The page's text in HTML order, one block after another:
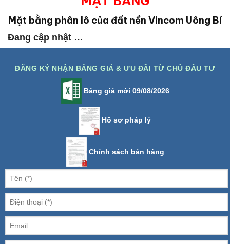
Mặt bằng phân lô của đất nền Vincom Uông Bí
Đang cập nhật …
ĐĂNG KÝ NHẬN BẢNG GIÁ & ƯU ĐÃI TỪ CHỦ ĐẦU TƯ
Bảng giá mới 09/08/2026
Hồ sơ pháp lý
Chính sách bán hàng